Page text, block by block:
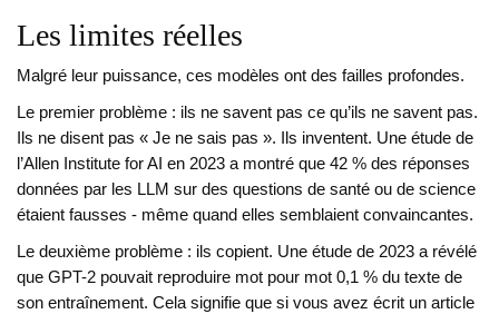
Les limites réelles
Malgré leur puissance, ces modèles ont des failles profondes.
Le premier problème : ils ne savent pas ce qu’ils ne savent pas.
Ils ne disent pas « Je ne sais pas ». Ils inventent. Une étude de
l’Allen Institute for AI en 2023 a montré que 42 % des réponses
données par les LLM sur des questions de santé ou de science
étaient fausses - même quand elles semblaient convaincantes.
Le deuxième problème : ils copient. Une étude de 2023 a révélé
que GPT-2 pouvait reproduire mot pour mot 0,1 % du texte de
son entraînement. Cela signifie que si vous avez écrit un article